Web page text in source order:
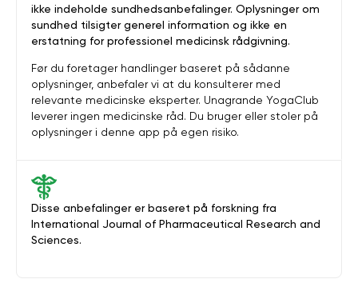
Disse anbefalinger er baseret på forskning fra
International Journal of Pharmaceutical Research and
Sciences.
ikke indeholde sundhedsanbefalinger. Oplysninger om
sundhed tilsigter generel information og ikke en
erstatning for professionel medicinsk rådgivning.
Før du foretager handlinger baseret på sådanne
oplysninger, anbefaler vi at du konsulterer med
relevante medicinske eksperter. Unagrande YogaClub
leverer ingen medicinske råd. Du bruger eller stoler på
oplysninger i denne app på egen risiko.